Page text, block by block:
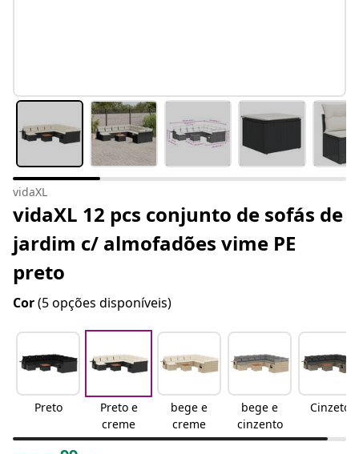
vidaXL
vidaXL 12 pcs conjunto de sofás de
jardim c/ almofadões vime PE
preto
Cor(5 opções disponíveis)
Preto
Preto e
creme
bege e
creme
bege e
cinzento
Cinzeto